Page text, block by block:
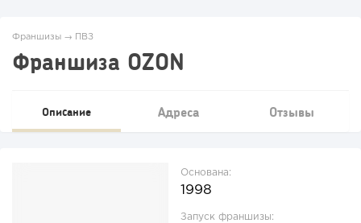
Франшизы → ПВЗ
Франшиза OZON
Описание Адреса Отзывы
Основана:
1998
Запуск франшизы: